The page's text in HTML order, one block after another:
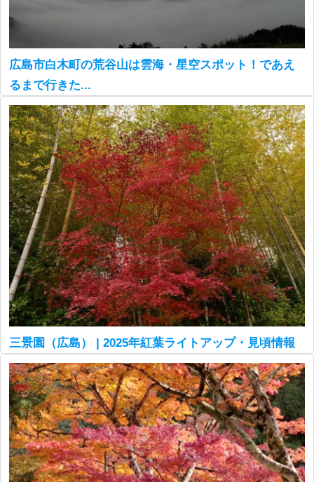
広島市白木町の荒谷山は雲海・星空スポット！であえ
るまで行きた...
三景園（広島） | 2025年紅葉ライトアップ・見頃情報